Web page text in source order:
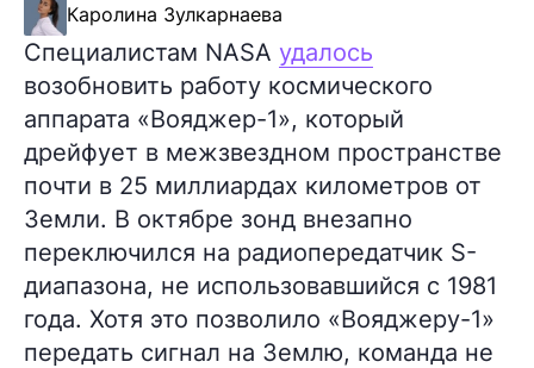
Каролина Зулкарнаева
Специалистам NASA удалось
возобновить работу космического
аппарата «Вояджер-1», который
дрейфует в межзвездном пространстве
почти в 25 миллиардах километров от
Земли. В октябре зонд внезапно
переключился на радиопередатчик S-
диапазона, не использовавшийся с 1981
года. Хотя это позволило «Вояджеру-1»
передать сигнал на Землю, команда не